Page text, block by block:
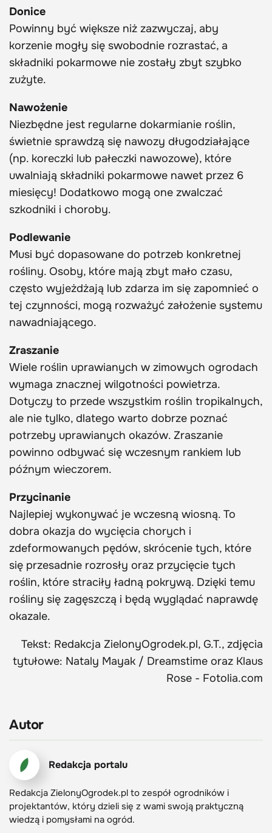
Donice
Powinny być większe niż zazwyczaj, aby
korzenie mogły się swobodnie rozrastać, a
składniki pokarmowe nie zostały zbyt szybko
zużyte.
Nawożenie
Niezbędne jest regularne dokarmianie roślin,
świetnie sprawdzą się nawozy długodziałające
(np. koreczki lub pałeczki nawozowe), które
uwalniają składniki pokarmowe nawet przez 6
miesięcy! Dodatkowo mogą one zwalczać
szkodniki i choroby.
Podlewanie
Musi być dopasowane do potrzeb konkretnej
rośliny. Osoby, które mają zbyt mało czasu,
często wyjeżdżają lub zdarza im się zapomnieć o
tej czynności, mogą rozważyć założenie systemu
nawadniającego.
Zraszanie
Wiele roślin uprawianych w zimowych ogrodach
wymaga znacznej wilgotności powietrza.
Dotyczy to przede wszystkim roślin tropikalnych,
ale nie tylko, dlatego warto dobrze poznać
potrzeby uprawianych okazów. Zraszanie
powinno odbywać się wczesnym rankiem lub
późnym wieczorem.
Przycinanie
Najlepiej wykonywać je wczesną wiosną. To
dobra okazja do wycięcia chorych i
zdeformowanych pędów, skrócenie tych, które
się przesadnie rozrosły oraz przycięcie tych
roślin, które straciły ładną pokrywą. Dzięki temu
rośliny się zagęszczą i będą wyglądać naprawdę
okazale.
Tekst: Redakcja ZielonyOgrodek.pl, G.T., zdjęcia
tytułowe: Nataly Mayak / Dreamstime oraz Klaus
Rose - Fotolia.com
Autor
Redakcja portalu
Redakcja ZielonyOgrodek.pl to zespół ogrodników i
projektantów, który dzieli się z wami swoją praktyczną
wiedzą i pomysłami na ogród.